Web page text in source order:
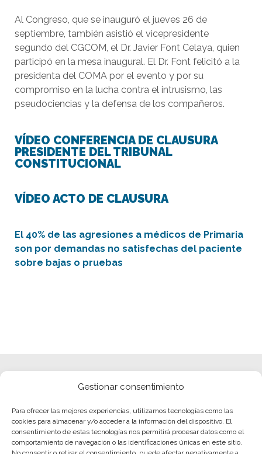
Gestionar consentimiento
Para ofrecer las mejores experiencias, utilizamos tecnologías como las
cookies para almacenar y/o acceder a la información del dispositivo. El
consentimiento de estas tecnologías nos permitirá procesar datos como el
comportamiento de navegación o las identificaciones únicas en este sitio.
Al Congreso, que se inauguró el jueves 26 de
septiembre, también asistió el vicepresidente
segundo del CGCOM, el Dr. Javier Font Celaya, quien
participó en la mesa inaugural. El Dr. Font felicitó a la
presidenta del COMA por el evento y por su
compromiso en la lucha contra el intrusismo, las
pseudociencias y la defensa de los compañeros.
VÍDEO CONFERENCIA DE CLAUSURA
PRESIDENTE DEL TRIBUNAL
CONSTITUCIONAL
VÍDEO ACTO DE CLAUSURA
El 40% de las agresiones a médicos de Primaria
son por demandas no satisfechas del paciente
sobre bajas o pruebas